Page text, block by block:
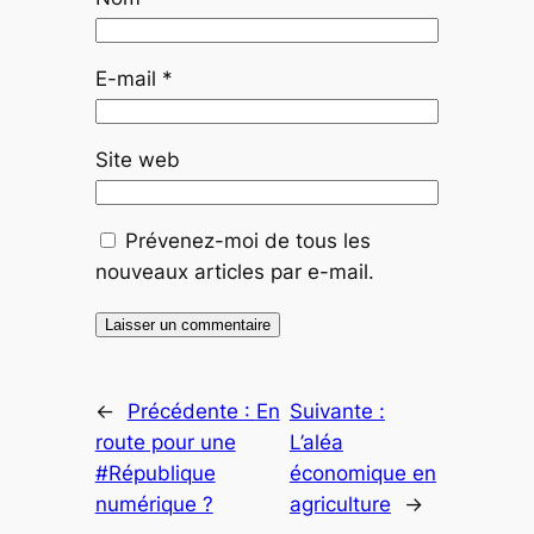
E-mail *
Site web
Prévenez-moi de tous les
nouveaux articles par e-mail.
← Précédente : En
route pour une
#République
numérique ?
Suivante :
L’aléa
économique en
agriculture
→